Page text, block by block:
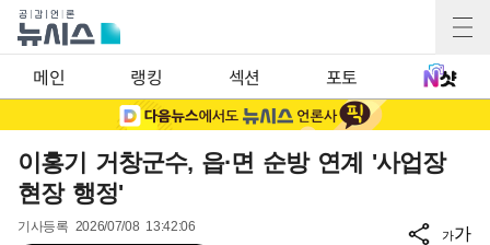
메인 랭킹 섹션 포토
이홍기 거창군수, 읍·면 순방 연계 '사업장
현장 행정'
기사등록 2026/07/08 13:42:06
가가